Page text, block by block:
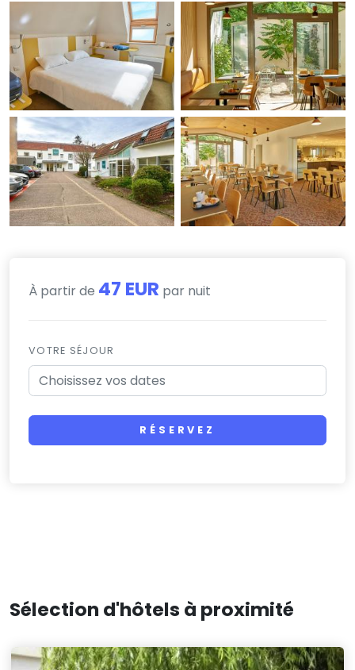
À partir de 47 EUR par nuit
VOTRE SÉJOUR
RÉSERVEZ
Sélection d'hôtels à proximité